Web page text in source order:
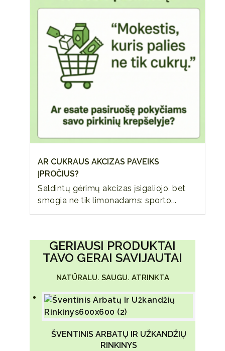
AR CUKRAUS AKCIZAS PAVEIKS
ĮPROČIUS?
Saldintų gėrimų akcizas įsigaliojo, bet
smogia ne tik limonadams: sporto...
GERIAUSI PRODUKTAI
TAVO GERAI SAVIJAUTAI
NATŪRALU. SAUGU. ATRINKTA
ŠVENTINIS ARBATŲ IR UŽKANDŽIŲ
RINKINYS